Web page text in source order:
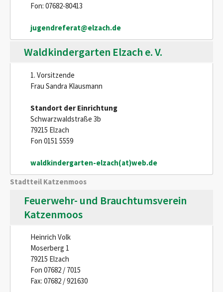
Fon: 07682-80413
jugendreferat@elzach.de
Waldkindergarten Elzach e. V.
1. Vorsitzende
Frau Sandra Klausmann
Standort der Einrichtung
Schwarzwaldstraße 3b
79215 Elzach
Fon 0151 5559
waldkindergarten-elzach(at)web.de
Stadtteil Katzenmoos
Feuerwehr- und Brauchtumsverein
Katzenmoos
Heinrich Volk
Moserberg 1
79215 Elzach
Fon 07682 / 7015
Fax: 07682 / 921630